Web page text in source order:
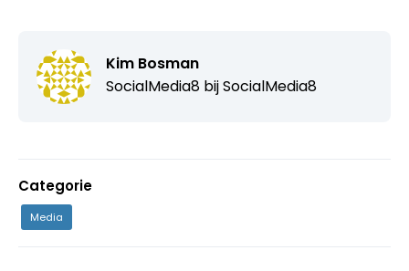
Kim Bosman
SocialMedia8 bijSocialMedia8
Categorie
Media